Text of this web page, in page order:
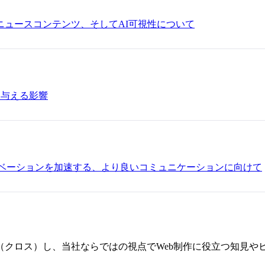
ースコンテンツ、そしてAI可視性について
える影響
ーションを加速する、より良いコミュニケーションに向けて
ロス）し、当社ならではの視点でWeb制作に役立つ知見や